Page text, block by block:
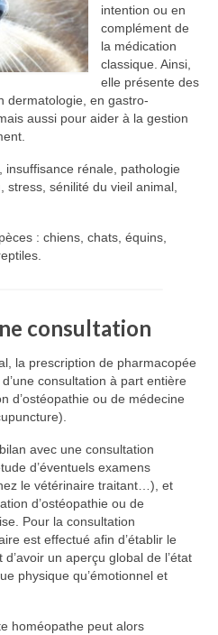
intention ou en
complément de
la médication
classique. Ainsi,
elle présente des
dermatologie, en gastro-
aussi pour aider à la gestion
rénale, pathologie
sénilité du vieil animal,
: chiens, chats, équins,
consultation
la prescription de pharmacopée
consultation à part entière
d’ostéopathie ou de médecine
avec une consultation
d’éventuels examens
le vétérinaire traitant…), et
d’ostéopathie ou de
Pour la consultation
est effectué afin d’établir le
d’avoir un aperçu global de l’état
physique qu’émotionnel et
homéopathe peut alors